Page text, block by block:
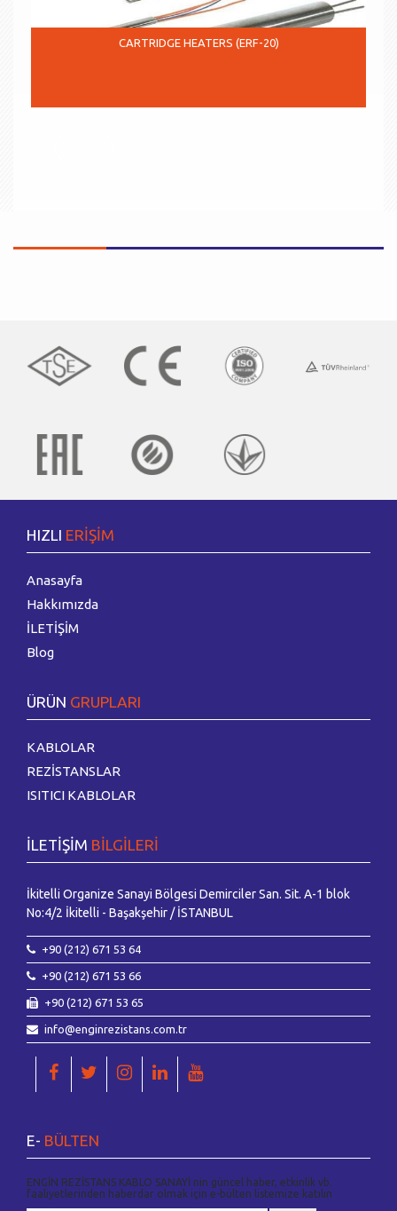
CARTRIDGE HEATERS (ERF-20)
HIZLI ERİŞİM
Anasayfa
Hakkımızda
İLETİŞİM
Blog
ÜRÜN GRUPLARI
KABLOLAR
REZİSTANSLAR
ISITICI KABLOLAR
İLETİŞİM BİLGİLERİ
İkitelli Organize Sanayi Bölgesi Demirciler San. Sit. A-1 blok
No:4/2 İkitelli - Başakşehir / İSTANBUL
+90 (212) 671 53 64
+90 (212) 671 53 66
+90 (212) 671 53 65
info@enginrezistans.com.tr
E- BÜLTEN
ENGİN REZİSTANS KABLO SANAYİ nin güncel haber, etkinlik vb.
faaliyetlerinden haberdar olmak için e-bülten listemize katılın